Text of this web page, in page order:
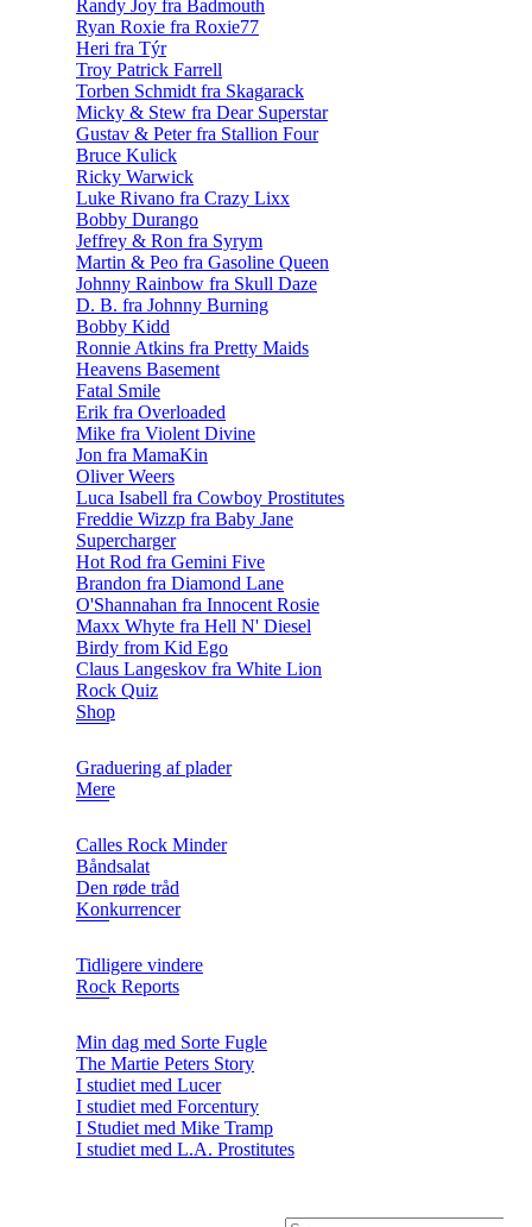
Randy Joy fra Badmouth
Ryan Roxie fra Roxie77
Heri fra Týr
Troy Patrick Farrell
Torben Schmidt fra Skagarack
Micky & Stew fra Dear Superstar
Gustav & Peter fra Stallion Four
Bruce Kulick
Ricky Warwick
Luke Rivano fra Crazy Lixx
Bobby Durango
Jeffrey & Ron fra Syrym
Martin & Peo fra Gasoline Queen
Johnny Rainbow fra Skull Daze
D. B. fra Johnny Burning
Bobby Kidd
Ronnie Atkins fra Pretty Maids
Heavens Basement
Fatal Smile
Erik fra Overloaded
Mike fra Violent Divine
Jon fra MamaKin
Oliver Weers
Luca Isabell fra Cowboy Prostitutes
Freddie Wizzp fra Baby Jane
Supercharger
Hot Rod fra Gemini Five
Brandon fra Diamond Lane
O'Shannahan fra Innocent Rosie
Maxx Whyte fra Hell N' Diesel
Birdy from Kid Ego
Claus Langeskov fra White Lion
Rock Quiz
Shop
Graduering af plader
Mere
Calles Rock Minder
Båndsalat
Den røde tråd
Konkurrencer
Tidligere vindere
Rock Reports
Min dag med Sorte Fugle
The Martie Peters Story
I studiet med Lucer
I studiet med Forcentury
I Studiet med Mike Tramp
I studiet med L.A. Prostitutes